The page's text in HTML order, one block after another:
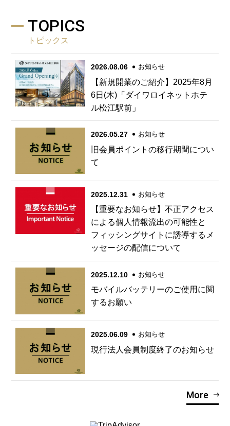
TOPICS
トピックス
2026.08.06 お知らせ
【新規開業のご紹介】2025年8月
6日(木)「ダイワロイネットホテ
ル松江駅前」
2026.05.27 お知らせ
旧会員ポイントの移行期間につい
て
2025.12.31 お知らせ
【重要なお知らせ】不正アクセス
による個人情報流出の可能性と
フィッシングサイトに誘導するメ
ッセージの配信について
2025.12.10 お知らせ
モバイルバッテリーのご使用に関
するお願い
2025.06.09 お知らせ
現行法人会員制度終了のお知らせ
More